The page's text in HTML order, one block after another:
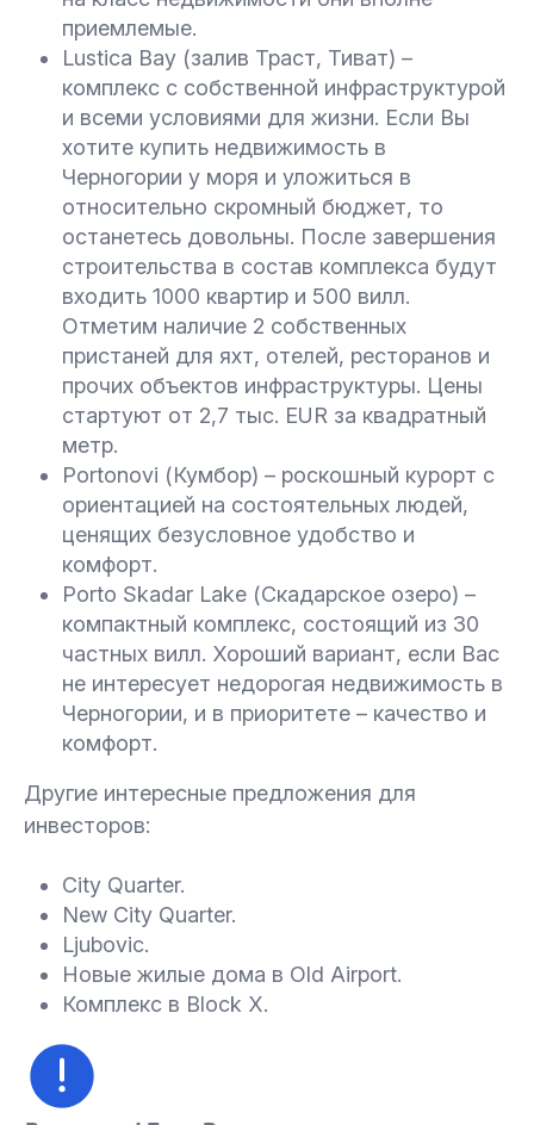
приемлемые.
Lustica Bay (залив Траст, Тиват) –
комплекс с собственной инфраструктурой
и всеми условиями для жизни. Если Вы
хотите купить недвижимость в
Черногории у моря и уложиться в
относительно скромный бюджет, то
останетесь довольны. После завершения
строительства в состав комплекса будут
входить 1000 квартир и 500 вилл.
Отметим наличие 2 собственных
пристаней для яхт, отелей, ресторанов и
прочих объектов инфраструктуры. Цены
стартуют от 2,7 тыс. EUR за квадратный
метр.
Portonovi (Кумбор) – роскошный курорт с
ориентацией на состоятельных людей,
ценящих безусловное удобство и
комфорт.
Porto Skadar Lake (Скадарское озеро) –
компактный комплекс, состоящий из 30
частных вилл. Хороший вариант, если Вас
не интересует недорогая недвижимость в
Черногории, и в приоритете – качество и
комфорт.
Другие интересные предложения для
инвесторов:
City Quarter.
New City Quarter.
Ljubovic.
Новые жилые дома в Old Airport.
Комплекс в Block X.